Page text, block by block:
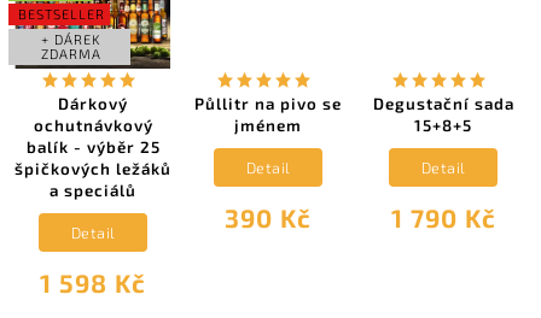
BESTSELLER
+ DÁREK
ZDARMA
Dárkový
ochutnávkový
balík - výběr 25
špičkových ležáků
a speciálů
1 598 Kč
Detail
Půllitr na pivo se
jménem
390 Kč
Detail
Degustační sada
15+8+5
1 790 Kč
Detail